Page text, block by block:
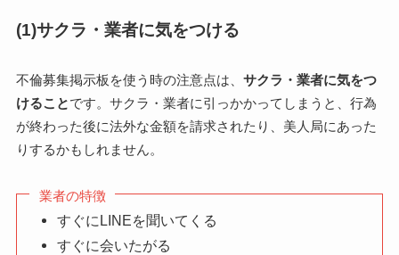
(1)サクラ・業者に気をつける
不倫募集掲示板を使う時の注意点は、 サクラ・業者に気をつ
けることです。サクラ・業者に引っかかってしまうと、行為
が終わった後に法外な金額を請求されたり、美人局にあった
りするかもしれません。
業者の特徴
すぐにLINEを聞いてくる
すぐに会いたがる